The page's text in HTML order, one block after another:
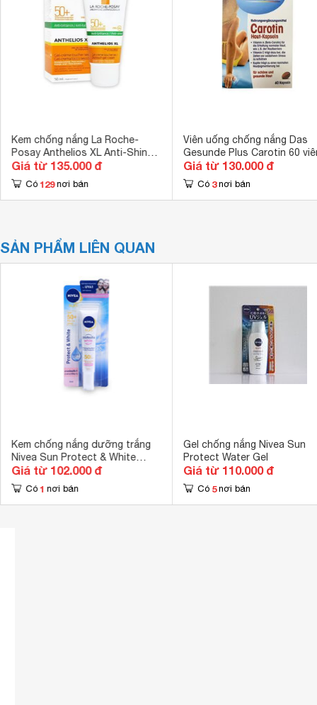
Kem chống nắng La Roche-
Posay Anthelios XL Anti-Shine
Dry Touch Gel-Cream SPF50+
Giá từ 135.000 đ
Có 129 nơi bán
Viên uống chống nắng Das
Gesunde Plus Carotin 60
Giá từ 130.000 đ
Có 3 nơi bán
SẢN PHẨM LIÊN QUAN
Kem chống nắng dưỡng trắng
Nivea Sun Protect & White
Whitening Sun Serum 30ml
Giá từ 102.000 đ
Có 1 nơi bán
Gel chống nắng Nivea Sun
Protect Water Gel
Giá từ 110.000 đ
Có 5 nơi bán